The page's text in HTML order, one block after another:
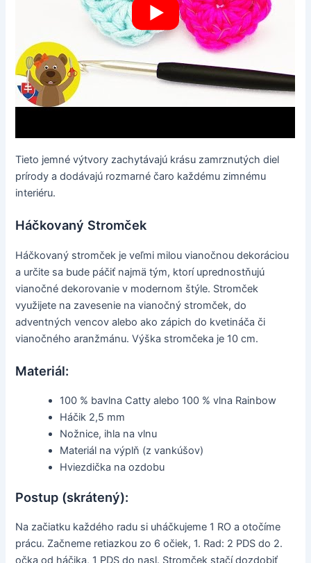
Tieto jemné výtvory zachytávajú krásu zamrznutých diel
prírody a dodávajú rozmarné čaro každému zimnému
interiéru.
Háčkovaný Stromček
Háčkovaný stromček je veľmi milou vianočnou dekoráciou
a určite sa bude páčiť najmä tým, ktorí uprednostňujú
vianočné dekorovanie v modernom štýle. Stromček
využijete na zavesenie na vianočný stromček, do
adventných vencov alebo ako zápich do kvetináča či
vianočného aranžmánu. Výška stromčeka je 10 cm.
Materiál:
100 % bavlna Catty alebo 100 % vlna Rainbow
Háčik 2,5 mm
Nožnice, ihla na vlnu
Materiál na výplň (z vankúšov)
Hviezdička na ozdobu
Postup (skrátený):
Na začiatku každého radu si uháčkujeme 1 RO a otočíme
prácu. Začneme retiazkou zo 6 očiek, 1. Rad: 2 PDS do 2.